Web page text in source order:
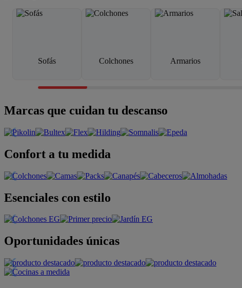
Sofás Colchones Armarios
Marcas que cuidan tu descanso
Confort a tu medida
Esenciales con estilo
Oportunidades únicas